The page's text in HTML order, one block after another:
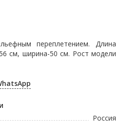
Россия
переплетением. Длина
см, ширина-50 см. Рост модели